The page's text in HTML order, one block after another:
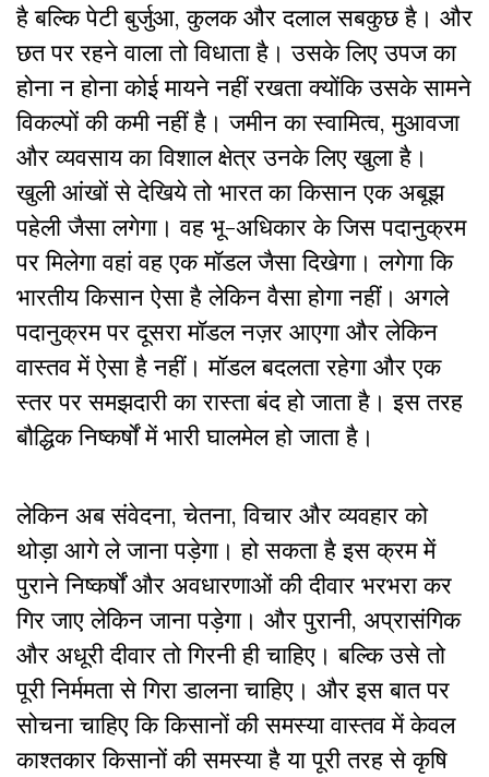
है बल्कि पेटी बुर्जुआ, कुलक और दलाल सबकुछ है। और
छत पर रहने वाला तो विधाता है। उसके लिए उपज का
होना न होना कोई मायने नहीं रखता क्योंकि उसके सामने
विकल्पों की कमी नहीं है। जमीन का स्वामित्व, मुआवजा
और व्यवसाय का विशाल क्षेत्र उनके लिए खुला है।
खुली आंखों से देखिये तो भारत का किसान एक अबूझ
पहेली जैसा लगेगा। वह भू-अधिकार के जिस पदानुक्रम
पर मिलेगा वहां वह एक मॉडल जैसा दिखेगा। लगेगा कि
भारतीय किसान ऐसा है लेकिन वैसा होगा नहीं। अगले
पदानुक्रम पर दूसरा मॉडल नज़र आएगा और लेकिन
वास्तव में ऐसा है नहीं। मॉडल बदलता रहेगा और एक
स्तर पर समझदारी का रास्ता बंद हो जाता है। इस तरह
बौद्धिक निष्कर्षों में भारी घालमेल हो जाता है।
लेकिन अब संवेदना, चेतना, विचार और व्यवहार को
थोड़ा आगे ले जाना पड़ेगा। हो सकता है इस क्रम में
पुराने निष्कर्षों और अवधारणाओं की दीवार भरभरा कर
गिर जाए लेकिन जाना पड़ेगा। और पुरानी, अप्रासंगिक
और अधूरी दीवार तो गिरनी ही चाहिए। बल्कि उसे तो
पूरी निर्ममता से गिरा डालना चाहिए। और इस बात पर
सोचना चाहिए कि किसानों की समस्या वास्तव में केवल
काश्तकार किसानों की समस्या है या पूरी तरह से कृषि